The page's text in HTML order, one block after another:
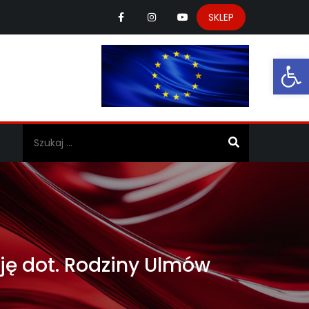
SKLEP
dot. Rodziny Ulmów